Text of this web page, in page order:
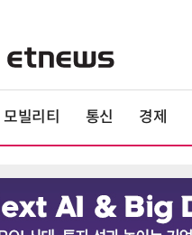
모빌리티 통신 경제